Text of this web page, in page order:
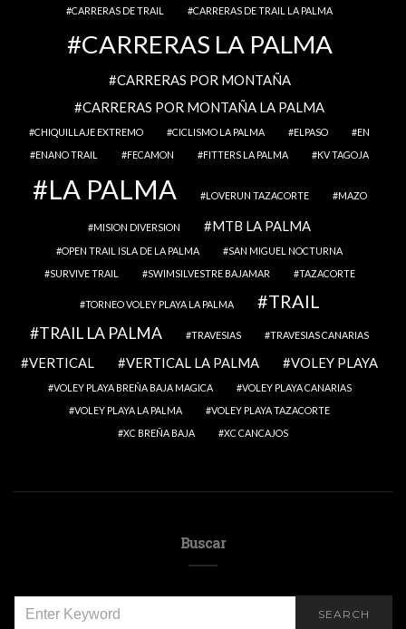
CARRERAS DE TRAIL CARRERAS DE TRAIL LA PALMA
CARRERAS LA PALMA
CARRERAS POR MONTAÑA
CARRERAS POR MONTAÑA LA PALMA
CHIQUILLAJE EXTREMO CICLISMO LA PALMA ELPASO
EN
ENANO TRAIL
FECAMON FITTERS LA PALMA KV TAGOJA
LA PALMA LOVERUN TAZACORTE MAZO
MISION DIVERSION MTB LA PALMA
OPEN TRAIL ISLA DE LA PALMA
SAN MIGUEL NOCTURNA
SURVIVE TRAIL
SWIMSILVESTRE BAJAMAR TAZACORTE
TORNEO VOLEY PLAYA LA PALMA TRAIL
TRAIL LA PALMA TRAVESIAS TRAVESIAS CANARIAS
VERTICAL VERTICAL LA PALMA VOLEY PLAYA
VOLEY PLAYA BREÑA BAJA MAGICA
VOLEY PLAYA CANARIAS
VOLEY PLAYA LA PALMA
VOLEY PLAYA TAZACORTE
XC BREÑA BAJA
XC CANCAJOS
Buscar
FOR:
SEARCH